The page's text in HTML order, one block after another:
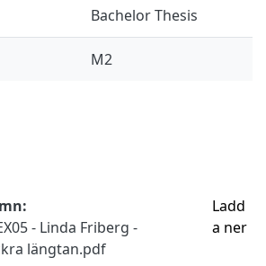
Bachelor Thesis
M2
- Linda Friberg -
längtan.pdf
Ladd
a ner